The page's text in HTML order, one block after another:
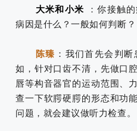
大米和小米
：你接触
病因是什么？一般如何判断？
陈臻 ： 我们首先会判断
如，针对口齿不清，先做口
唇等构音器官的运动范围、
查一下软腭硬腭的形态和功能
问题，就会建议做听力检查。